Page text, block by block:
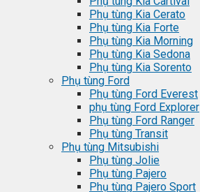
Phụ tùng Kia Cerato
Phụ tùng Kia Forte
Phụ tùng Kia Morning
Phụ tùng Kia Sedona
Phụ tùng Kia Sorento
Phụ tùng Ford
Phụ tùng Ford Everest
phụ tùng Ford Explorer
Phụ tùng Ford Ranger
Phụ tùng Transit
Phụ tùng Mitsubishi
Phụ tùng Jolie
Phụ tùng Pajero
Phụ tùng Pajero Sport